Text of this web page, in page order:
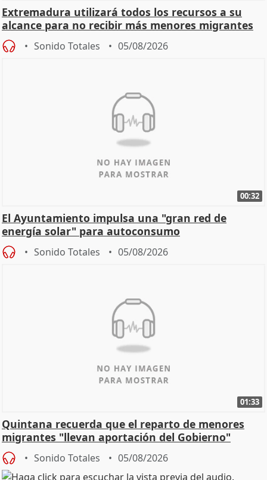
Extremadura utilizará todos los recursos a su
alcance para no recibir más menores migrantes
Sonido Totales 05/08/2026
00:32
El Ayuntamiento impulsa una "gran red de
energía solar" para autoconsumo
Sonido Totales 05/08/2026
01:33
Quintana recuerda que el reparto de menores
migrantes "llevan aportación del Gobierno"
central
Sonido Totales 05/08/2026